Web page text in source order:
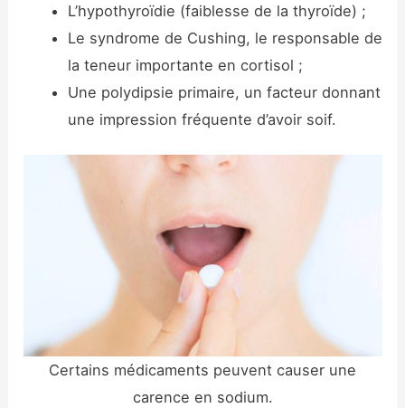
L’hypothyroïdie (faiblesse de la thyroïde) ;
Le syndrome de Cushing, le responsable de
la teneur importante en cortisol ;
Une polydipsie primaire, un facteur donnant
une impression fréquente d’avoir soif.
Certains médicaments peuvent causer une
carence en sodium.